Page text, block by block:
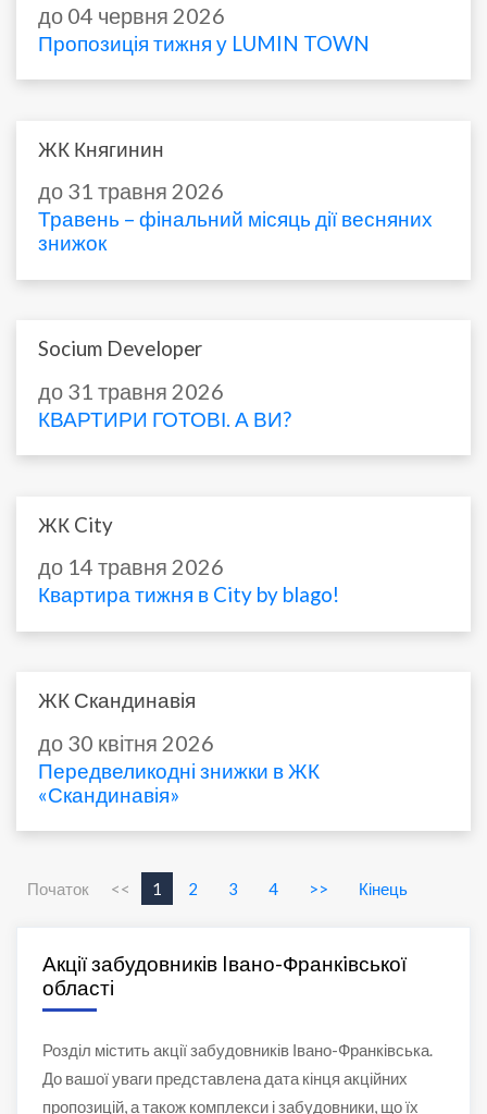
до 04 червня 2026
Пропозиція тижня у LUMIN TOWN
ЖК Княгинин
до 31 травня 2026
Травень – фінальний місяць дії весняних
знижок
Socium Developer
до 31 травня 2026
КВАРТИРИ ГОТОВІ. А ВИ?
ЖК City
до 14 травня 2026
Квартира тижня в City by blago!
ЖК Скандинавія
до 30 квітня 2026
Передвеликодні знижки в ЖК
«Скандинавія»
Початок << 1 2 3 4 >> Кінець
Акції забудовників Iвано-Франкiвської
області
Розділ містить акції забудовників Івано-Франківська.
До вашої уваги представлена дата кінця акційних
пропозицій, а також комплекси і забудовники, що їх